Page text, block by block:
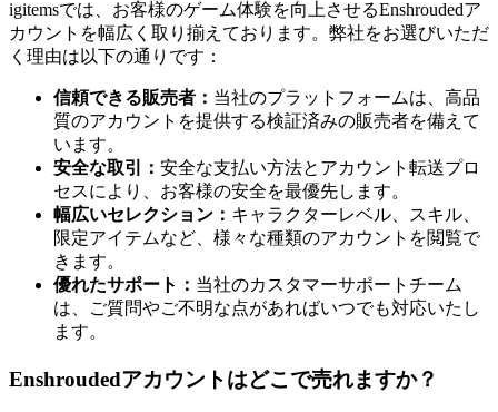
igitemsでは、お客様のゲーム体験を向上させるEnshroudedア
カウントを幅広く取り揃えております。弊社をお選びいただ
く理由は以下の通りです：
信頼できる販売者： 当社のプラットフォームは、高品
質のアカウントを提供する検証済みの販売者を備えて
います。
安全な取引： 安全な支払い方法とアカウント転送プロ
セスにより、お客様の安全を最優先します。
幅広いセレクション： キャラクターレベル、スキル、
限定アイテムなど、様々な種類のアカウントを閲覧で
きます。
優れたサポート： 当社のカスタマーサポートチーム
は、ご質問やご不明な点があればいつでも対応いたし
ます。
Enshroudedアカウントはどこで売れますか？